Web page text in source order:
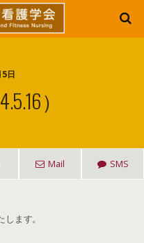
日
）
Mail SMS
ます。